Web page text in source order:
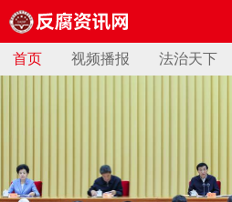
首页 视频播报 法治天下